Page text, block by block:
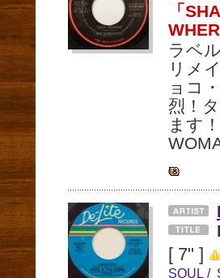
「
ラベ
リメ
ョコ
烈！
ます
[ 7" ]
SOUL /